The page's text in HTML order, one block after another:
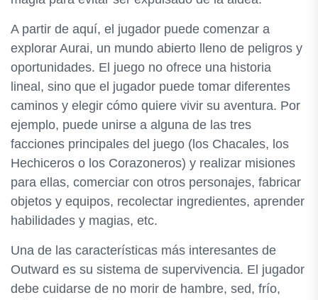
A partir de aquí, el jugador puede comenzar a
explorar Aurai, un mundo abierto lleno de peligros y
oportunidades. El juego no ofrece una historia
lineal, sino que el jugador puede tomar diferentes
caminos y elegir cómo quiere vivir su aventura. Por
ejemplo, puede unirse a alguna de las tres
facciones principales del juego (los Chacales, los
Hechiceros o los Corazoneros) y realizar misiones
para ellas, comerciar con otros personajes, fabricar
objetos y equipos, recolectar ingredientes, aprender
habilidades y magias, etc.
Una de las características más interesantes de
Outward es su sistema de supervivencia. El jugador
debe cuidarse de no morir de hambre, sed, frío,